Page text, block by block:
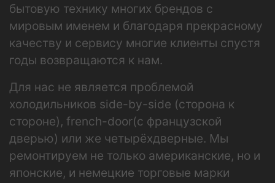
бытовую технику многих брендов с
мировым именем и благодаря прекрасному
качеству и сервису многие клиенты спустя
годы возвращаются к нам.
Для нас не является проблемой
холодильников side-by-side (сторона к
стороне), french-door(с французской
дверью) или же четырёхдверные. Мы
ремонтируем не только американские, но и
японские, и немецкие торговые марки